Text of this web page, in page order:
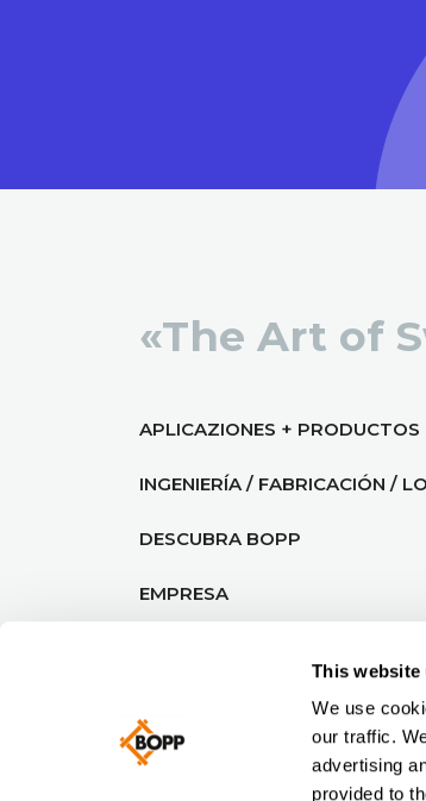
This website
We use
our traffic.
advertising
provided to
«The Art of
APLICAZIONES + PRODUCTOS
INGENIERÍA / FABRICACIÓN /
DESCUBRA BOPP
EMPRESA
© BOPP 2026 CGVS |